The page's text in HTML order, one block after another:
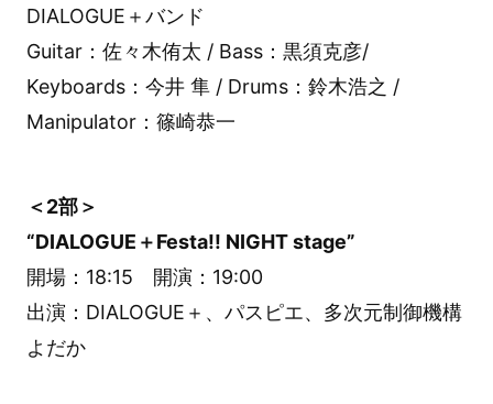
DIALOGUE＋バンド
Guitar：佐々木侑太 / Bass：黒須克彦/
Keyboards：今井 隼 / Drums：鈴木浩之 /
Manipulator：篠崎恭一
＜2部＞
“DIALOGUE＋Festa!! NIGHT stage”
開場：18:15 開演：19:00
出演：DIALOGUE＋、パスピエ、多次元制御機構
よだか